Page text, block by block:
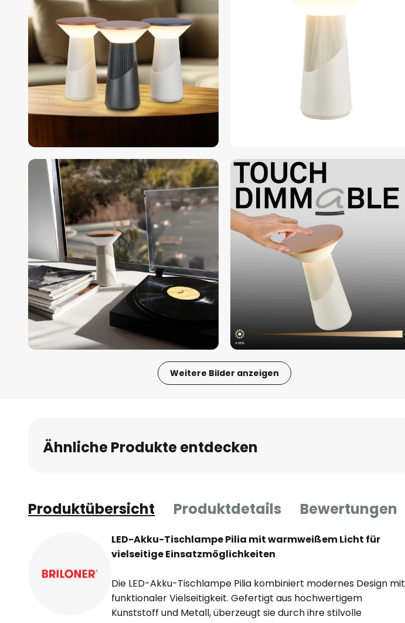
Weitere Bilder anzeigen
Bildgalerie
springen
Ähnliche Produkte entdecken
Produktübersicht Produktdetails Bewertungen
LED-Akku-Tischlampe Pilia mit warmweißem Licht für
vielseitige Einsatzmöglichkeiten
Die LED-Akku-Tischlampe Pilia kombiniert modernes Design mit
funktionaler Vielseitigkeit. Gefertigt aus hochwertigem
Kunststoff und Metall, überzeugt sie durch ihre stilvolle